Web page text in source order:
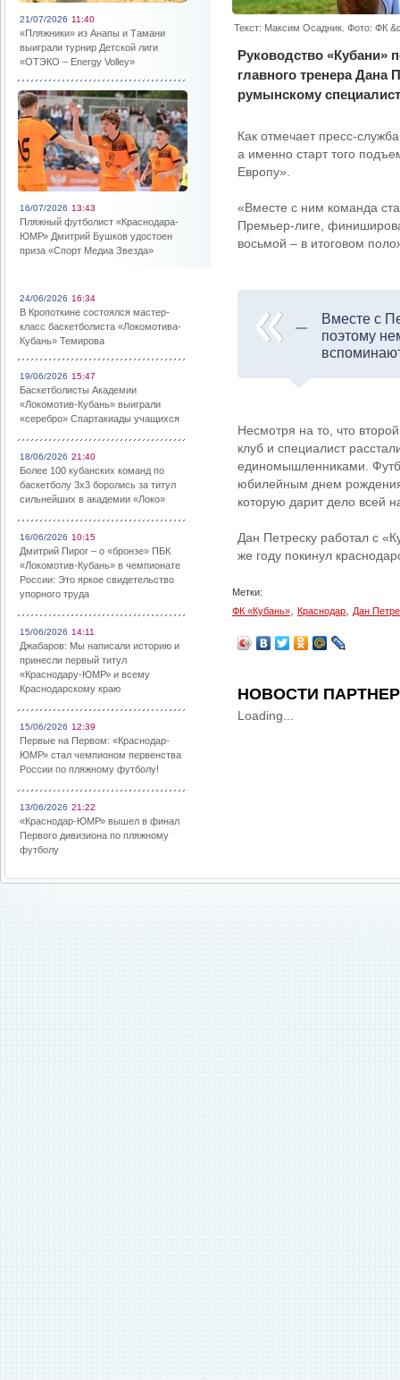
21/07/2026 11:40
«Пляжники» из Анапы и Тамани
выиграли турнир Детской лиги
«ОТЭКО – Energy Volley»
16/07/2026 13:43
Пляжный футболист «Краснодара-
ЮМР» Дмитрий Бушков удостоен
приза «Спорт Медиа Звезда»
24/06/2026 16:34
В Кропоткине состоялся мастер-
класс баскетболиста «Локомотива-
Кубань» Темирова
19/06/2026 15:47
Баскетболисты Академии
«Локомотив-Кубань» выиграли
«серебро» Спартакиады учащихся
18/06/2026 21:40
Более 100 кубанских команд по
баскетболу 3х3 боролись за титул
сильнейших в академии «Локо»
16/06/2026 10:15
Дмитрий Пирог – о «бронзе» ПБК
«Локомотив-Кубань» в чемпионате
России: Это яркое свидетельство
упорного труда
15/06/2026 14:11
Джабаров: Мы написали историю и
принесли первый титул
«Краснодару-ЮМР» и всему
Краснодарскому краю
15/06/2026 12:39
Первые на Первом: «Краснодар-
ЮМР» стал чемпионом первенства
России по пляжному футболу!
13/06/2026 21:22
«Краснодар-ЮМР» вышел в финал
Первого дивизиона по пляжному
футболу
Текст: Максим Осадник. Фото: ФК
Руководство «Кубани»
главного тренера Дана
румынскому
Как отмечает пресс-
а именно старт того
Европу».
«Вместе с ним команда
Премьер-лиге,
восьмой – в итоговом
Вместе с
поэтому
Несмотря на то, что
клуб и специалист
единомышленниками.
юбилейным днем рождения
которую дарит дело всей
Дан Петреску работал с
же году покинул
Метки:
ФК «Кубань»
Краснодар Дан
НОВОСТИ
Loading...